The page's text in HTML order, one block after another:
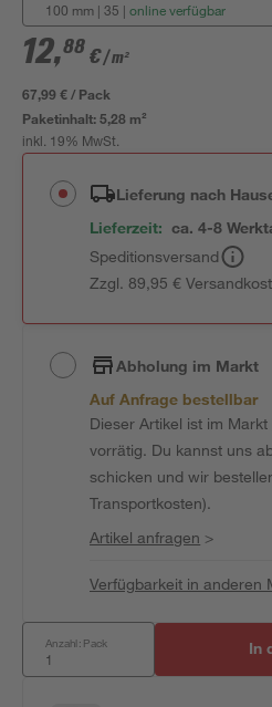
100 mm | 35 | online verfügbar
12,88 €/ m²
67,99 € / Pack
Paketinhalt:5,28 m²
inkl. 19% MwSt.
Lieferung nach
Lieferzeit: ca. 4-8
Speditionsversand
Zzgl. 89,95 €
Abholung im Markt
Auf Anfrage bestellbar
Dieser Artikel ist im Markt
vorrätig. Du kannst uns
schicken und wir
Transportkosten).
Artikel anfragen >
Verfügbarkeit in anderen
Anzahl: Pack In